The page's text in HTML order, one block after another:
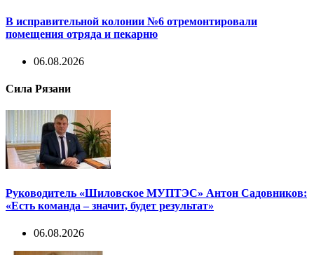
В исправительной колонии №6 отремонтировали
помещения отряда и пекарню
06.08.2026
Сила Рязани
Руководитель «Шиловское МУПТЭС» Антон Садовников:
«Есть команда – значит, будет результат»
06.08.2026